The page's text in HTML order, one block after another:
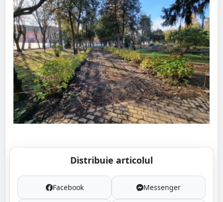
Distribuie articolul
Facebook Messenger